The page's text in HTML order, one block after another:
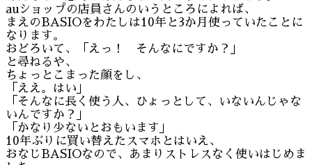
auショップの店員さんのいうところによれば、
まえのBASIOをわたしは10年と3か月使っていたことに
なります。
おどろいて、「えっ！ そんなにですか？」
と尋ねるや、
ちょっとこまった顔をし、
「ええ。はい」
「そんなに長く使う人、ひょっとして、いないんじゃな
いんですか？」
「かなり少ないとおもいます」
10年ぶりに買い替えたスマホとはいえ、
おなじBASIOなので、あまりストレスなく使いはじめま